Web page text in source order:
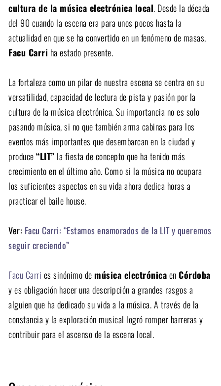
cultura de la música electrónica local. Desde la década
del 90 cuando la escena era para unos pocos hasta la
actualidad en que se ha convertido en un fenómeno de masas,
Facu Carri ha estado presente.
La fortaleza como un pilar de nuestra escena se centra en su
versatilidad, capacidad de lectura de pista y pasión por la
cultura de la música electrónica. Su importancia no es solo
pasando música, si no que también arma cabinas para los
eventos más importantes que desembarcan en la ciudad y
produce“LIT” la fiesta de concepto que ha tenido más
crecimiento en el último año. Como si la música no ocupara
los suficientes aspectos en su vida ahora dedica horas a
practicar el baile house.
Ver: Facu Carri: “Estamos enamorados de la LIT y queremos
seguir creciendo”
Facu Carri es sinónimo de música electrónicaenCórdoba
y es obligación hacer una descripción a grandes rasgos a
alguien que ha dedicado su vida a la música. A través de la
constancia y la exploración musical logró romper barreras y
contribuir para el ascenso de la escena local.